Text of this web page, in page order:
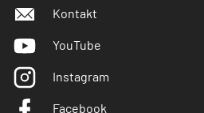
Kontakt
YouTube
Instagram
Facebook